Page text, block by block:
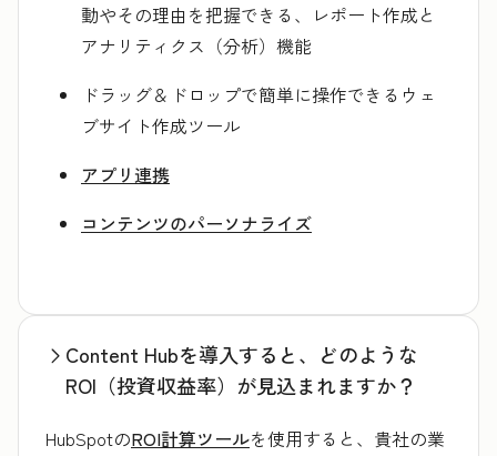
動やその理由を把握できる、レポート作成と
アナリティクス（分析）機能
ドラッグ＆ドロップで簡単に操作できるウェ
ブサイト作成ツール
アプリ連携
コンテンツのパーソナライズ
Content Hubを導入すると、どのような
ROI（投資収益率）が見込まれますか？
HubSpotのROI計算ツールを使用すると、貴社の業